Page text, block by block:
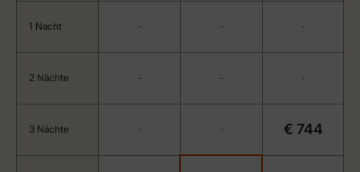
1 Nacht - - -
2 Nächte - - -
3 Nächte - - € 744